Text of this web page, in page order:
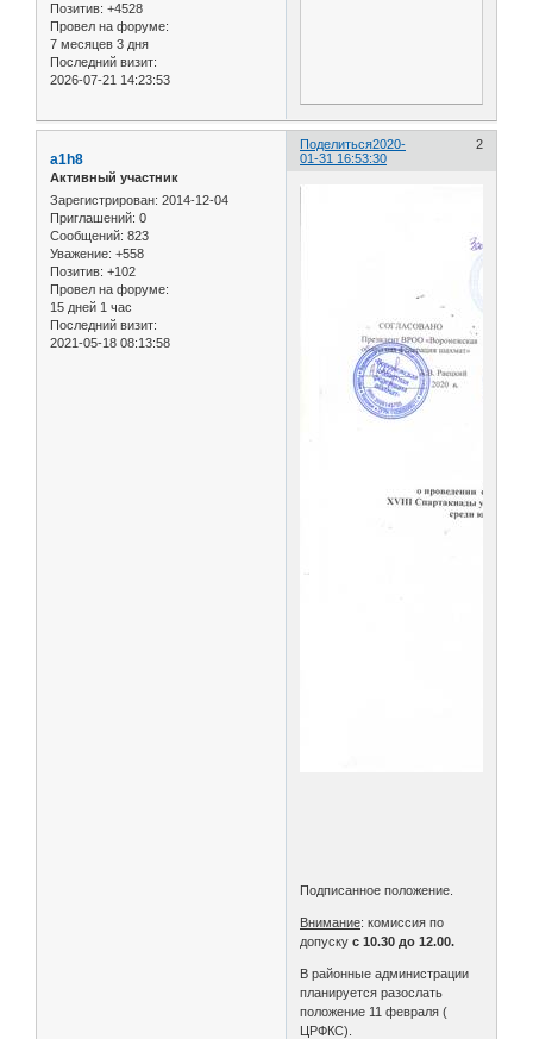
Позитив: +4528
Провел на форуме:
7 месяцев 3 дня
Последний визит:
2026-07-21 14:23:53
Поделиться 2
2020-
01-31 16:53:30
a1h8
Активный участник
Зарегистрирован: 2014-12-04
Приглашений: 0
Сообщений: 823
Уважение: +558
Позитив: +102
Провел на форуме:
15 дней 1 час
Последний визит:
2021-05-18 08:13:58
Подписанное положение.
Внимание: комиссия по
допускус 10.30 до 12.00.
В районные администрации
планируется разослать
положение 11 февраля (
ЦРФКС).